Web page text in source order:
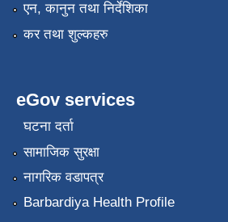
एन, कानुन तथा निर्देशिका
कर तथा शुल्कहरु
eGov services
घटना दर्ता
सामाजिक सुरक्षा
नागरिक वडापत्र
Barbardiya Health Profile